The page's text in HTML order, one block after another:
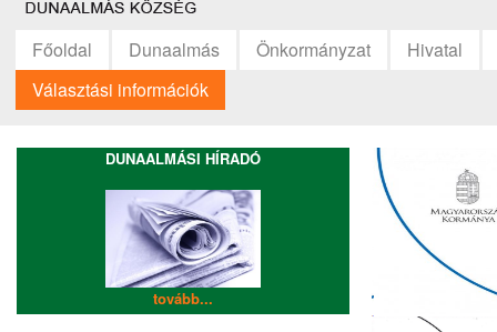
Főoldal Dunaalmás Önkormányzat
Hivatal
Választási információk
DUNAALMÁSI HÍRADÓ
tovább...